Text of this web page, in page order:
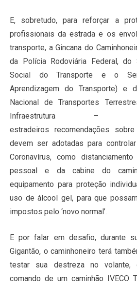
E, sobretudo, para reforçar a
profissionais da estrada e os
transporte, a Gincana do
da Polícia Rodoviária Federal, do
Social do Transporte e o
Aprendizagem do Transporte) e
Nacional de Transportes
Infraestrutura –
estradeiros recomendações
devem ser adotadas para
Coronavírus, como
pessoal e da cabine do
equipamento para proteção
uso de álcool gel, para que
impostos pelo ‘novo normal’.
E por falar em desafio, durante
Gigantão, o caminhoneiro terá
testar sua destreza no volante,
comando de um caminhão IVECO